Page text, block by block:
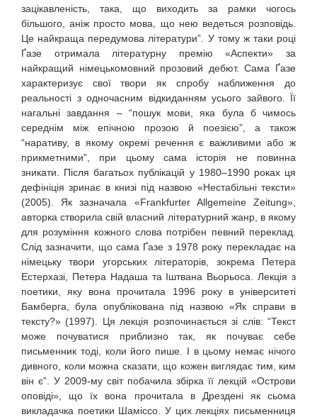
зацікавленість, така, що виходить за рамки чогось
більшого, аніж просто мова, що нею ведеться розповідь.
Це найкраща передумова літератури”. У тому ж таки році
Ґазе отримала літературну премію «Аспекти» за
найкращий німецькомовний прозовий дебют. Сама Ґазе
характеризує свої твори як спробу наближення до
реальності з одночасним відкиданням усього зайвого. Її
нагальні завдання – “пошук мови, яка була б чимось
середнім між епічною прозою й поезією”, а також
“наративу, в якому окремі речення є важливими або ж
прикметними”, при цьому сама історія не повинна
зникати. Після багатьох публікацій у 1980–1990 роках ця
дефініція зринає в книзі під назвою «Нестабільні тексти»
(2005). Як зазначала «Frankfurter Allgemeine Zeitung»,
авторка створила свій власний літературний жанр, в якому
для розуміння кожного слова потрібен певний переклад.
Слід зазначити, що сама Ґазе з 1978 року перекладає на
німецьку твори угорських літераторів, зокрема Петера
Естерхазі, Петера Надаша та Іштвана Вьорьоса. Лекція з
поетики, яку вона прочитала 1996 року в університеті
Бамберга, була опублікована під назвою «Як справи в
тексту?» (1997). Ця лекція розпочинається зі слів: “Текст
може почуватися приблизно так, як почуває себе
письменник тоді, коли його пише. І в цьому немає нічого
дивного, коли можна сказати, що кожен виглядає тим, ким
він є”. У 2009-му світ побачила збірка її лекцій «Острови
оповіді», що їх вона прочитала в Дрездені як сьома
викладачка поетики Шаміссо. У цих лекціях письменниця